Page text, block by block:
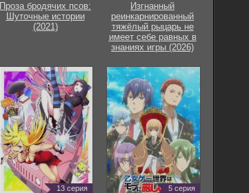
Проза бродячих псов:
Шуточные истории
(2021)
Изгнанный
реинкарнированный
тяжёлый рыцарь не
имеет себе равных в
знаниях игры (2026)
13 серия 5 серия